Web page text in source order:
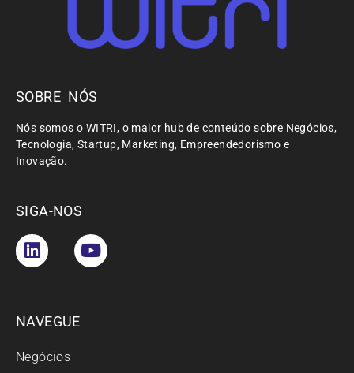
SOBRE NÓS
Nós somos o WITRI, o maior hub de conteúdo sobre Negócios,
Tecnologia, Startup, Marketing, Empreendedorismo e
Inovação.
SIGA-NOS
NAVEGUE
Negócios